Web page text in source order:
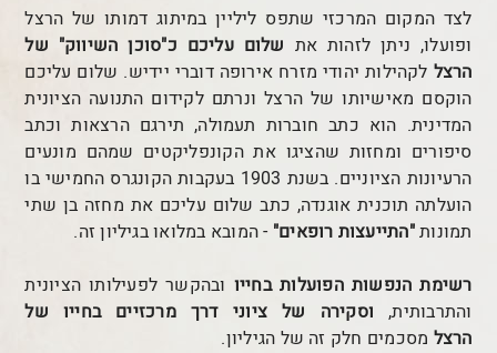
לצד המקום המרכזי שתפס ליליין במיתוג דמותו של הרצל
ופועלו, ניתן לזהות את שלום עליכם כ"סוכן השיווק" של
הרצל לקהילות יהודי מזרח אירופה דוברי יידיש. שלום עליכם
הוקסם מאישיותו של הרצל ונרתם לקידום התנועה הציונית
המדינית. הוא כתב חוברות תעמולה, תירגם הרצאות וכתב
סיפורים ומחזות שהציגו את הקונפליקטים שמהם מונעים
הרעיונות הציוניים. בשנת 1903 בעקבות הקונגרס החמישי בו
הועלתה תוכנית אוגנדה, כתב שלום עליכם את מחזה בן שתי
תמונות"התייעצות רופאים" - המובא במלואו בגיליון זה.
רשימת הנפשות הפועלות בחייו ובהקשר לפעילותו הציונית
והתרבותית, וסקירה של ציוני דרך מרכזיים בחייו של
הרצל מסכמים חלק זה של הגיליון.